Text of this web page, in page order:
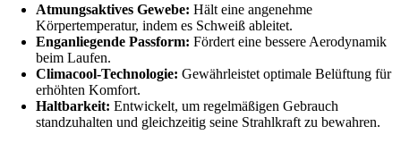
Atmungsaktives Gewebe: Hält eine angenehme
Körpertemperatur, indem es Schweiß ableitet.
Enganliegende Passform: Fördert eine bessere Aerodynamik
beim Laufen.
Climacool-Technologie: Gewährleistet optimale Belüftung für
erhöhten Komfort.
Haltbarkeit: Entwickelt, um regelmäßigen Gebrauch
standzuhalten und gleichzeitig seine Strahlkraft zu bewahren.